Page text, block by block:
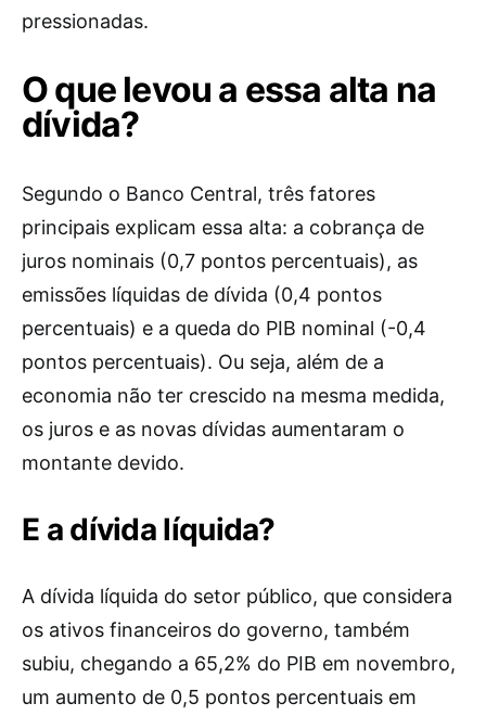
pressionadas.
O que levou a essa alta na
dívida?
Segundo o Banco Central, três fatores
principais explicam essa alta: a cobrança de
juros nominais (0,7 pontos percentuais), as
emissões líquidas de dívida (0,4 pontos
percentuais) e a queda do PIB nominal (-0,4
pontos percentuais). Ou seja, além de a
economia não ter crescido na mesma medida,
os juros e as novas dívidas aumentaram o
montante devido.
E a dívida líquida?
A dívida líquida do setor público, que considera
os ativos financeiros do governo, também
subiu, chegando a 65,2% do PIB em novembro,
um aumento de 0,5 pontos percentuais em